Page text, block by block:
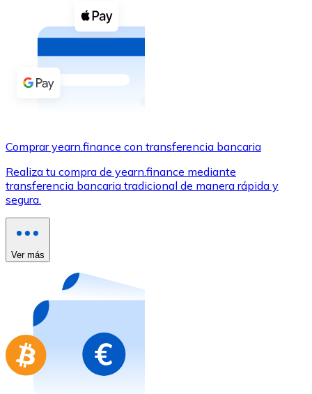
Compra criptomonedas con efectivo en tu tienda más
Comprar con efectivo
Transferencia SEPA
Tarjeta de crédito / débito
Utiliza tarjetas Visa y Mastercard para comprar
Comprar con tarjeta
Tienda - Tarjetas regalo
Nuevo
Compra tarjetas regalo de tus marcas favoritas con
Ir a la tienda de tarjetas regalo
Comprar yearn.finance con transferencia bancaria
Realiza tu compra de yearn.finance mediante
transferencia bancaria tradicional de manera rápida y
segura.
Ver más